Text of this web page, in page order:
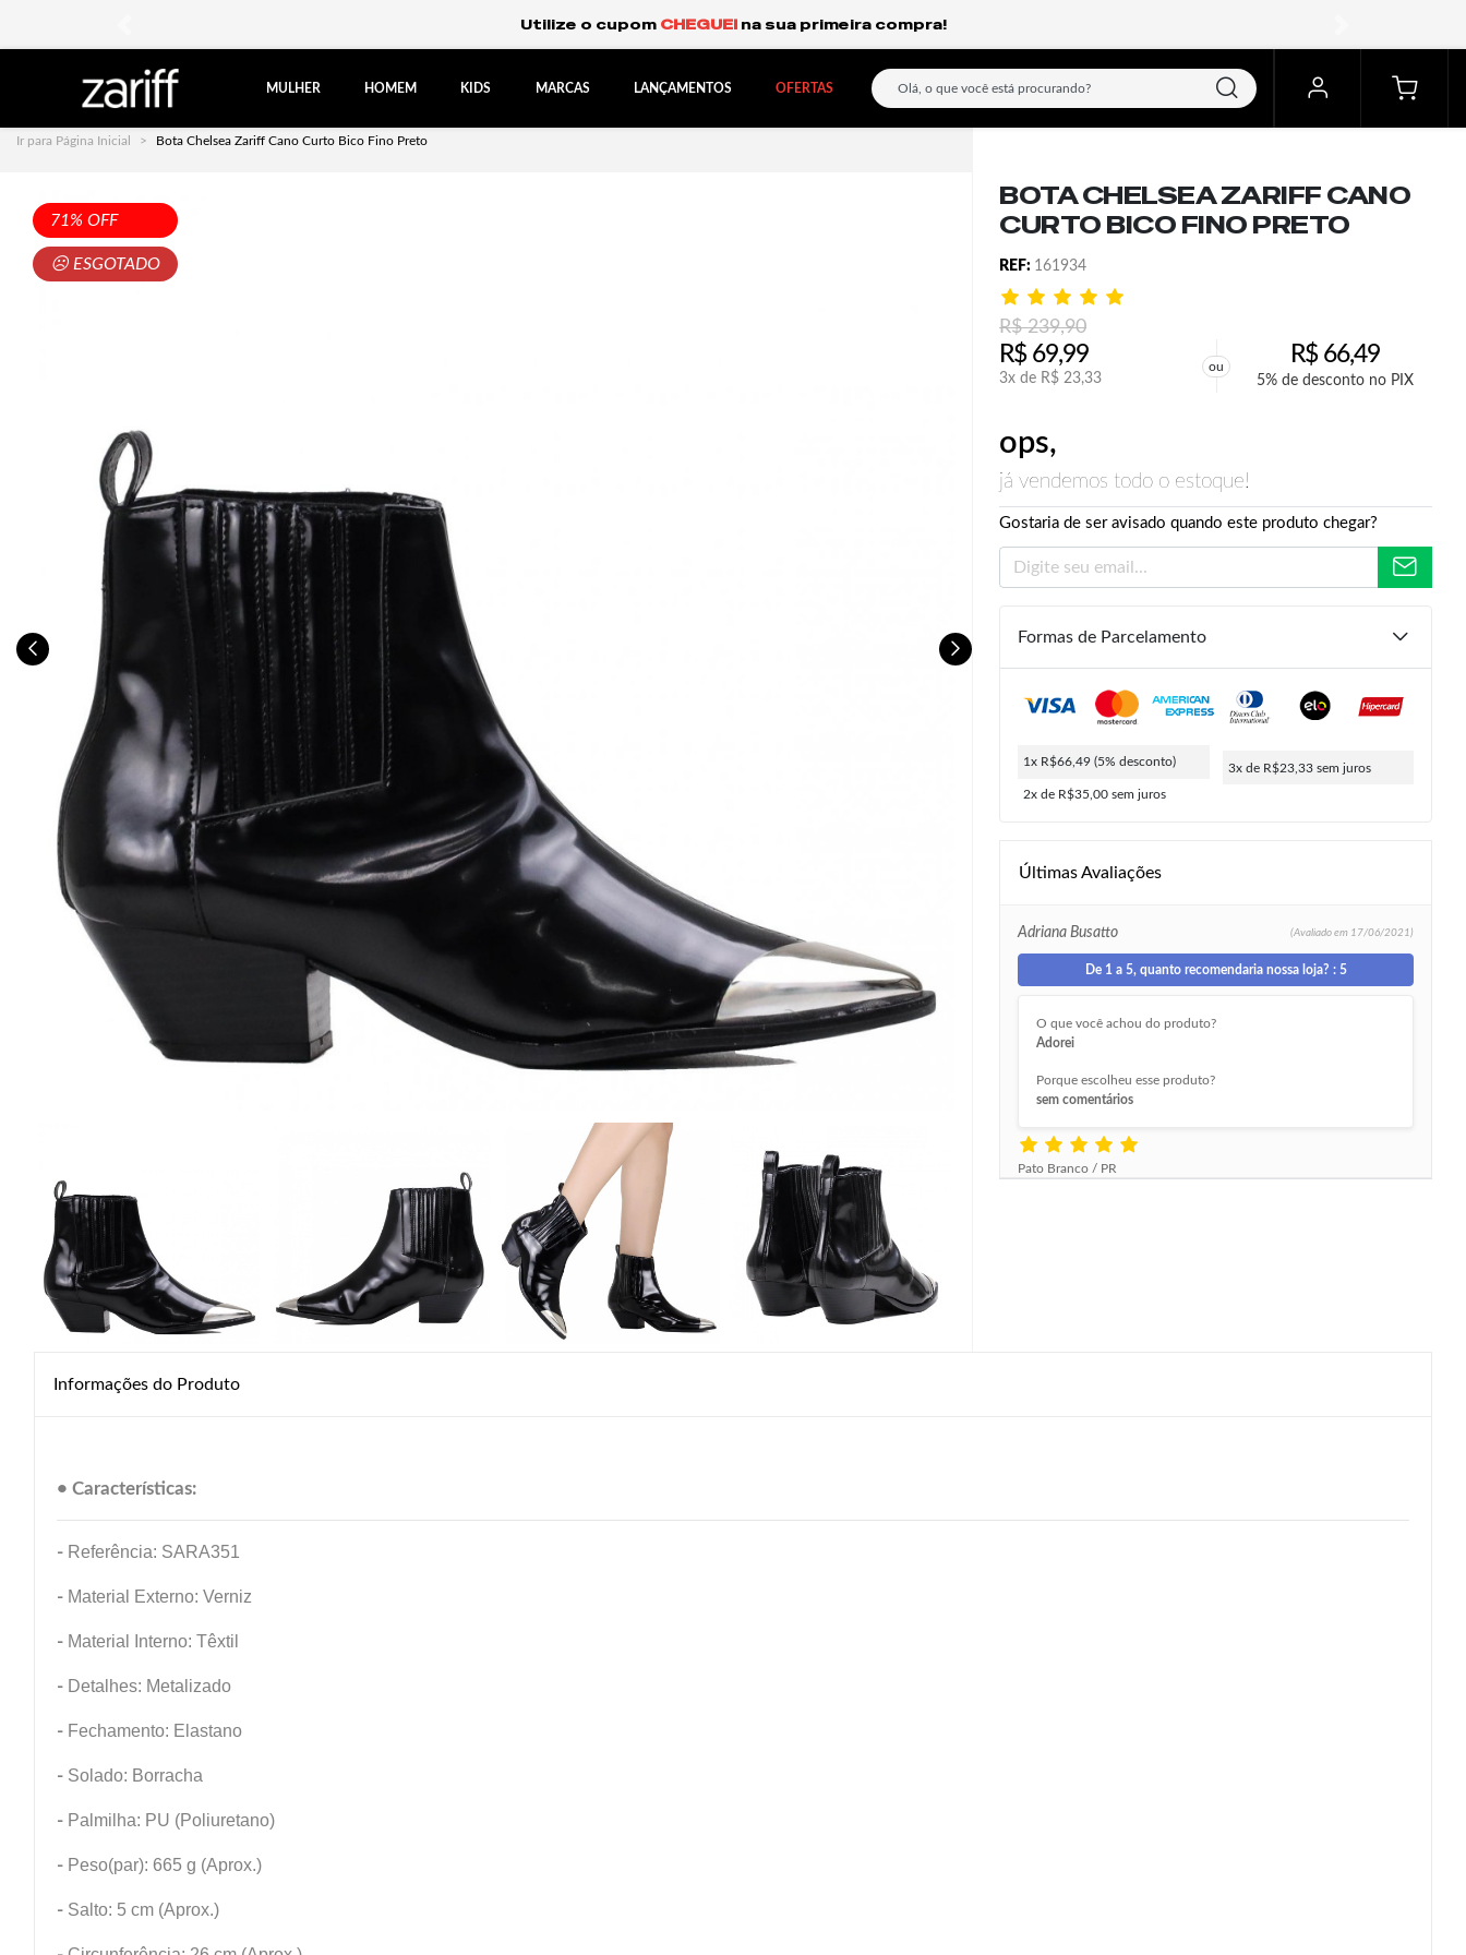
Frete Grátis Expresso para o Sul e São Paulo.
MULHER HOMEM KIDS MARCAS LANÇAMENTOS OFERTAS
Ir para Página Inicial Bota Chelsea Zariff Cano Curto Bico Fino Preto
71% OFF
☹ ESGOTADO
BOTA CHELSEA ZARIFF CANO
CURTO BICO FINO PRETO
REF: 161934
R$239,90
R$69,99
3x de R$ 23,33
ou R$66,49
5% de desconto no PIX
ops,
já vendemos todo o estoque!
Gostaria de ser avisado quando este produto chegar?
239,90
R$ 23,33
66,49
Formas de Parcelamento
1x R$66,49 (5% desconto)
2x de R$35,00 sem juros
3x de R$23,33 sem juros
Últimas Avaliações
Adriana Busatto (Avaliado em 17/06/2021)
De 1 a 5, quanto recomendaria nossa loja? : 5
O que você achou do produto?
Adorei
Porque escolheu esse produto?
sem comentários
Pato Branco / PR
Informações do Produto
• Características:
- Referência: SARA351
- Material Externo: Verniz
- Material Interno: Têxtil
- Detalhes: Metalizado
- Fechamento: Elastano
- Solado: Borracha
- Palmilha: PU (Poliuretano)
- Peso(par): 665 g (Aprox.)
- Salto: 5 cm (Aprox.)